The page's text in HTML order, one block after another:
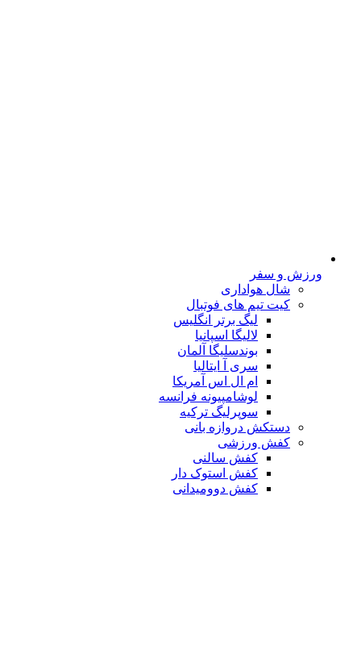
ورزش و سفر
شال هواداری
کیت تیم های فوتبال
لیگ برتر انگلیس
لالیگا اسپانیا
بوندسلیگا آلمان
سری آ ایتالیا
ام ال اس آمریکا
لوشامپیونه فرانسه
سوپرلیگ ترکیه
دستکش دروازه بانی
کفش ورزشی
کفش سالنی
کفش استوک دار
کفش دوومیدانی